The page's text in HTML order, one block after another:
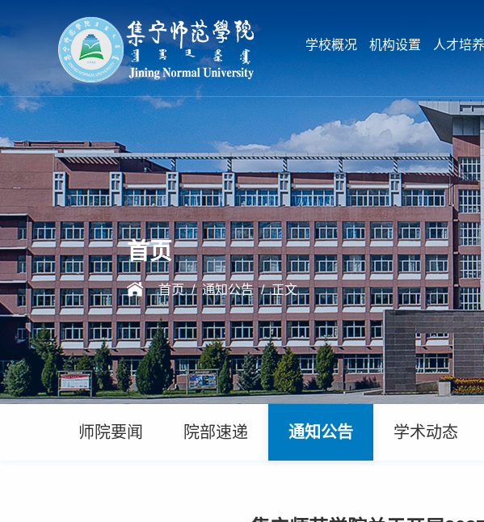
学校概况 机构设置 人才培养
首页
首页 / 通知公告 / 正文
师院要闻 院部速递 通知公告 学术动态